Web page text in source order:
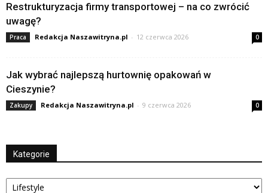
Restrukturyzacja firmy transportowej – na co zwrócić
uwagę?
Praca Redakcja Naszawitryna.pl - 12 czerwca 2026 0
Jak wybrać najlepszą hurtownię opakowań w
Cieszynie?
Zakupy Redakcja Naszawitryna.pl - 9 czerwca 2026 0
Kategorie
Kategorie